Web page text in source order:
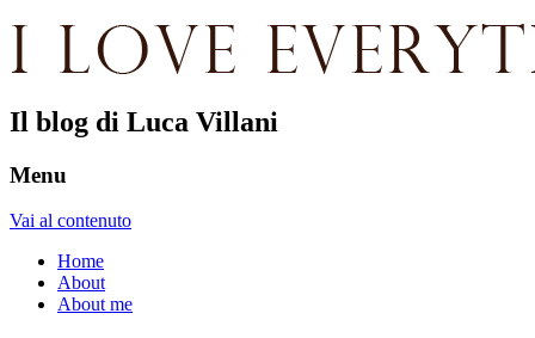
Il blog di Luca Villani
Menu
Vai al contenuto
Home
About
About me